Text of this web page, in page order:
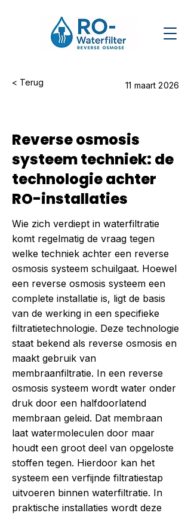
< Terug 11 maart 2026
Reverse osmosis
systeem techniek: de
technologie achter
RO-installaties
Wie zich verdiept in waterfiltratie
komt regelmatig de vraag tegen
welke techniek achter een reverse
osmosis systeem schuilgaat. Hoewel
een reverse osmosis systeem een
complete installatie is, ligt de basis
van de werking in een specifieke
filtratietechnologie. Deze technologie
staat bekend als reverse osmosis en
maakt gebruik van
membraanfiltratie. In een reverse
osmosis systeem wordt water onder
druk door een halfdoorlatend
membraan geleid. Dat membraan
laat watermoleculen door maar
houdt een groot deel van opgeloste
stoffen tegen. Hierdoor kan het
systeem een verfijnde filtratiestap
uitvoeren binnen waterfiltratie. In
praktische installaties wordt deze